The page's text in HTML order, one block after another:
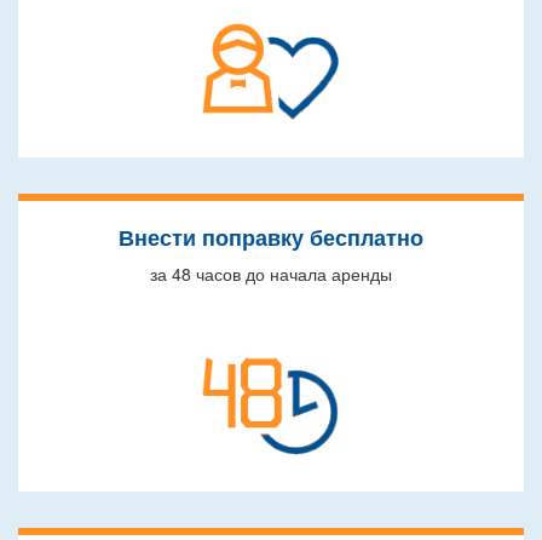
Внести поправку бесплатно
за 48 часов до начала аренды